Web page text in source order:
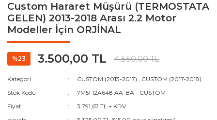
Custom Hararet Müşürü (TERMOSTATA
GELEN) 2013-2018 Arası 2.2 Motor
Modeller İçin ORJİNAL
%23 3.500,00 TL 4.550,00 TL
Kategori CUSTOM (2013-2017) , CUSTOM (2017-2018)
Stok Kodu
7M51 12A648 AA-BA - CUSTOM
Fiyat
3.791,67 TL + KDV